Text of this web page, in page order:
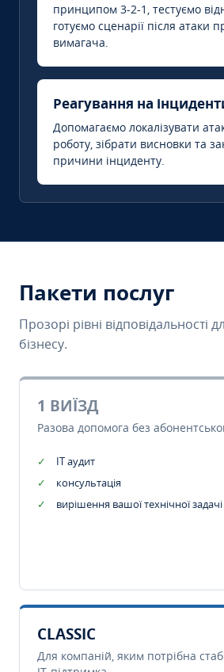
принципом 3-2-1, тестуємо
готуємо сценарії після атаки
вимагача.
Реагування на
Допомагаємо локалізувати
роботу, зібрати висновки та
причини інциденту.
Пакети послуг
Прозорі рівні відповідальності
бізнесу.
1 ВИЇЗД
Разова допомога без
IT аудит
консультація
вирішення вашої технічної
CLASSIC
Для компаній, яким потрібна